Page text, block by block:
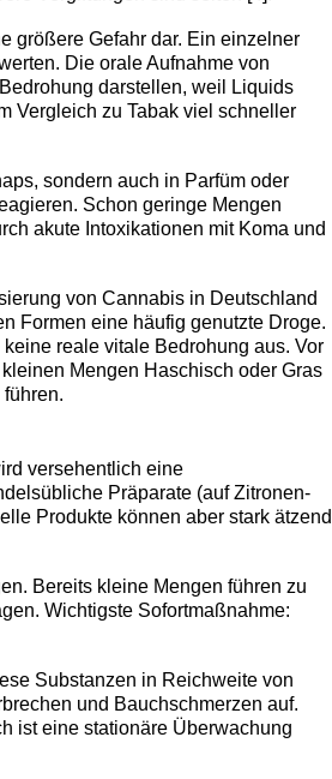
größere Gefahr dar. Ein einzelner
Die orale Aufnahme von
darstellen, weil Liquids
Vergleich zu Tabak viel schneller
sondern auch in Parfüm oder
Schon geringe Mengen
akute Intoxikationen mit Koma und
von Cannabis in Deutschland
Formen eine häufig genutzte Droge.
reale vitale Bedrohung aus. Vor
Mengen Haschisch oder Gras
versehentlich eine
Präparate (auf Zitronen-
Produkte können aber stark ätzend
Bereits kleine Mengen führen zu
Wichtigste Sofortmaßnahme:
Substanzen in Reichweite von
und Bauchschmerzen auf.
ist eine stationäre Überwachung